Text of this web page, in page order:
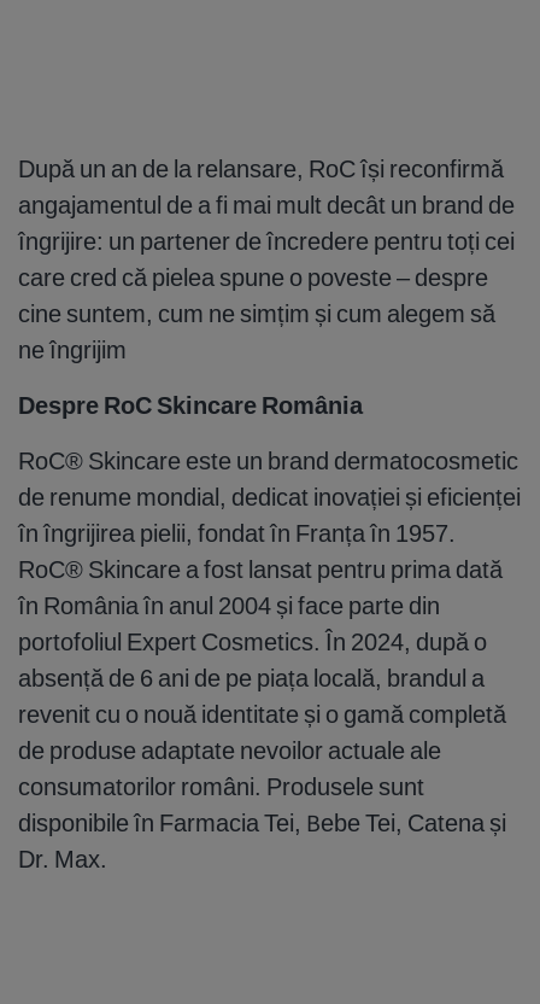
După un an de la relansare, RoC își reconfirmă
angajamentul de a fi mai mult decât un brand de
îngrijire: un partener de încredere pentru toți cei
care cred că pielea spune o poveste – despre
cine suntem, cum ne simțim și cum alegem să
ne îngrijim
Despre RoC Skincare România
RoC® Skincare este un brand dermatocosmetic
de renume mondial, dedicat inovației și eficienței
în îngrijirea pielii, fondat în Franța în 1957.
RoC® Skincare a fost lansat pentru prima dată
în România în anul 2004 și face parte din
portofoliul Expert Cosmetics. În 2024, după o
absență de 6 ani de pe piața locală, brandul a
revenit cu o nouă identitate și o gamă completă
de produse adaptate nevoilor actuale ale
consumatorilor români. Produsele sunt
disponibile în Farmacia Tei, Bebe Tei, Catena și
Dr. Max.